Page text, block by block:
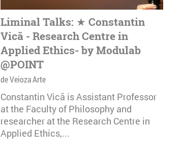
Liminal Talks: ★ Constantin
Vică - Research Centre in
Applied Ethics- by Modulab
@POINT
de Veioza Arte
Constantin Vică is Assistant Professor
at the Faculty of Philosophy and
researcher at the Research Centre in
Applied Ethics,...